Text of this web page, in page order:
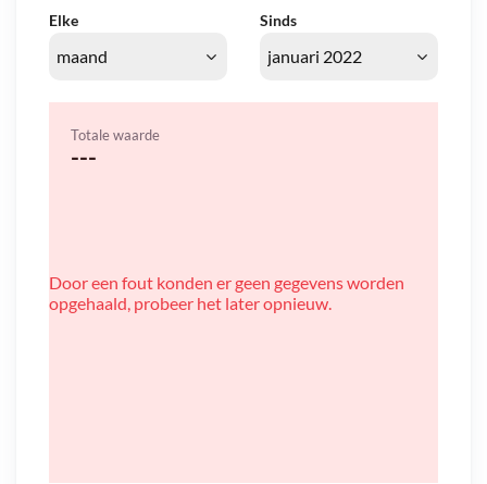
Elke Sinds
Totale waarde
---
Door een fout konden er geen gegevens worden
opgehaald, probeer het later opnieuw.